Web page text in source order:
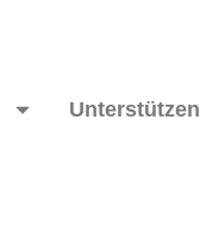
Unterstützen